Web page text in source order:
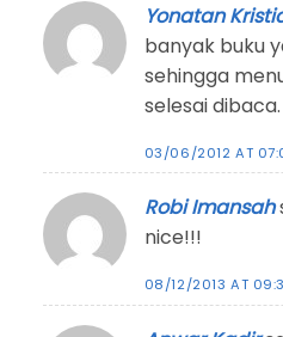
Yonatan
banyak buku
sehingga
selesai dibaca.
03/06/2012 AT
Robi Imansah
nice!!!
08/12/2013 AT